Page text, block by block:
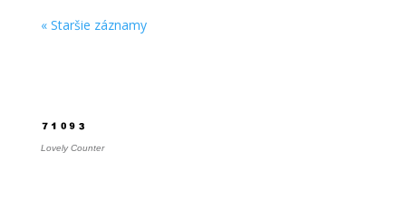
« Staršie záznamy
Lovely Counter